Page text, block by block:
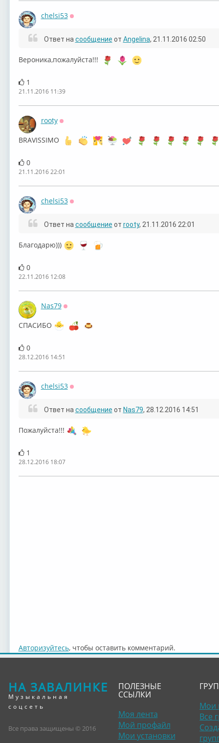
chelsi53
Ответ на сообщение от Angelina, 21.11.2016 02:50
Вероника,пожалуйста!!!
1
21.11.2016 11:39
rooty
BRAVISSIMO
0
21.11.2016 22:01
chelsi53
Ответ на сообщение от rooty, 21.11.2016 22:01
Благодарю)))
0
22.11.2016 12:08
Nas79
СПАСИБО
0
28.12.2016 14:51
chelsi53
Ответ на сообщение от Nas79, 28.12.2016 14:51
Пожалуйста!!!
1
28.12.2016 18:07
Авторизуйтесь, чтобы оставить комментарий.
НА ЗАВАЛИНКЕ
Музыкальная
соцсеть
Все права защищены © 2016
ПОЛЕЗНЫЕ
ССЫЛКИ
Моя лента
Мой профайл
Мои установки
Мои
Все